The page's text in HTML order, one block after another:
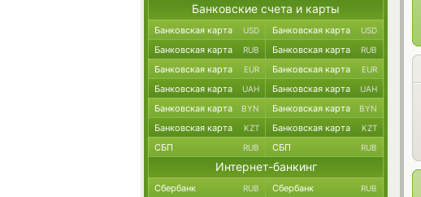
Банковские счета и карты
Банковская карта USD Банковская карта USD
Банковская карта RUB Банковская карта RUB
Банковская карта EUR Банковская карта EUR
Банковская карта UAH Банковская карта UAH
Банковская карта BYN Банковская карта BYN
Банковская карта KZT Банковская карта KZT
СБП RUB СБП RUB
Интернет-банкинг
Сбербанк RUB Сбербанк RUB